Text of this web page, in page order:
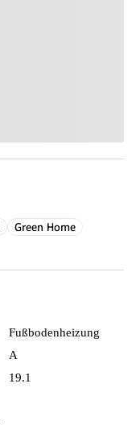
Green Home
Fußbodenheizung
A
19.1